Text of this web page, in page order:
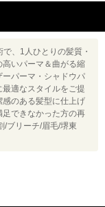
、1人ひとりの髪質・
いパーマ＆曲がる縮
パーマ・シャドウパ
適なスタイルをご提
のある髪型に仕上げ
できなかった方の再
/ブリーチ/眉毛/堺東